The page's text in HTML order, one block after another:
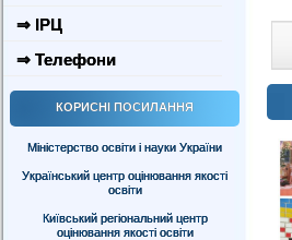
⇒ ІРЦ
⇒ Телефони
КОРИСНІ ПОСИЛАННЯ
Міністерство освіти і науки України
Український центр оцінювання якості
освіти
Київський регіональний центр
оцінювання якості освіти